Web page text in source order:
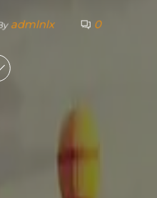
admlnlx 0